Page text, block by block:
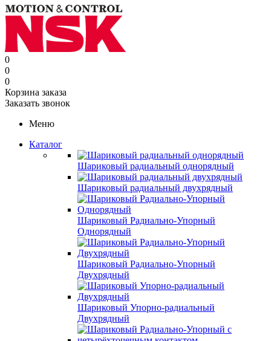
0
0
0
Корзина заказа
Заказать звонок
Меню
Каталог
Шариковый радиальный однорядный
Шариковый радиальный двухрядный
Шариковый Радиально-Упорный
Однорядный
Шариковый Радиально-Упорный
Двухрядный
Шариковый Упорно-радиальный
Двухрядный